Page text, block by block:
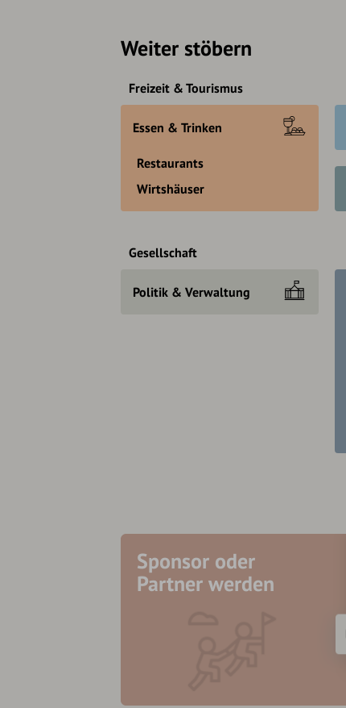
Weiter stöbern
Freizeit & Tourismus
Essen & Trinken
Restaurants
Wirtshäuser
Gesellschaft
Politik & Verwaltung
Sponsor oder
Partner werden